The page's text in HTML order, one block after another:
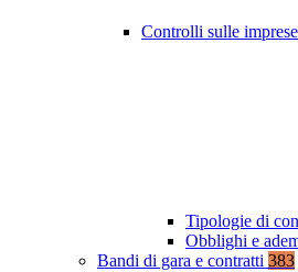
Controlli sulle imprese
Tipologie di
Obblighi e
Bandi di gara e contratti 383